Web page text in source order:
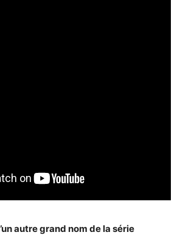
autre grand nom de la série